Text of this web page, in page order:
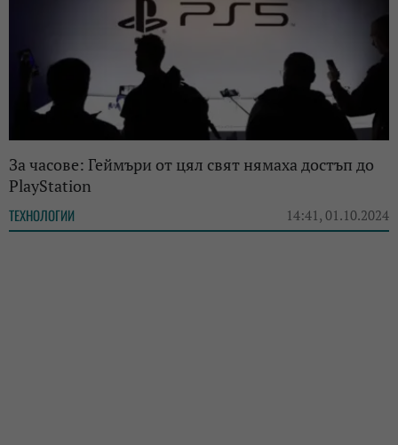
За часове: Геймъри от цял свят нямаха достъп до
PlayStation
ТЕХНОЛОГИИ 14:41, 01.10.2024